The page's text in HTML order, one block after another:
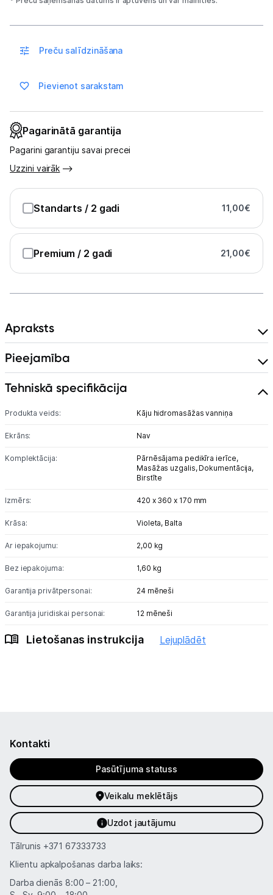
Viedpulksteņi
Sporta kameras
Masāžas ierīces
Atpūta
GPS
Vēlmju saraksts
Tet pakalpojumi
Kontakti
Informācija
Preču salīdzināšana
Pievienot sarakstam
Pagarinātā garantija
Pagarini garantiju savai precei
Uzzini vairāk
Standarts / 2 gadi 11,00€
Premium / 2 gadi 21,00€
Apraksts
Pieejamība
Tehniskā specifikācija
Produkta veids: Kāju hidromasāžas vanniņa
Ekrāns: Nav
Komplektācija:
Pārnēsājama pedikīra ierīce,
Masāžas uzgalis, Dokumentācija,
Birstīte
Izmērs: 420 x 360 x 170 mm
Krāsa: Violeta, Balta
Ar iepakojumu: 2,00 kg
Bez iepakojuma: 1,60 kg
Garantija privātpersonai: 24 mēneši
Garantija juridiskai personai: 12 mēneši
Lietošanas instrukcija Lejuplādēt
Kontakti
Pasūtījuma statuss
Veikalu meklētājs
Uzdot jautājumu
Tālrunis +371 67333733
Klientu apkalpošanas darba laiks:
Darba dienās 8:00 – 21:00,